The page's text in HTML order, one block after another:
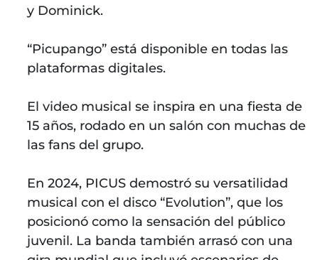
y Dominick.
“Picupango” está disponible en todas las
plataformas digitales.
El video musical se inspira en una fiesta de
15 años, rodado en un salón con muchas de
las fans del grupo.
En 2024, PICUS demostró su versatilidad
musical con el disco “Evolution”, que los
posicionó como la sensación del público
juvenil. La banda también arrasó con una